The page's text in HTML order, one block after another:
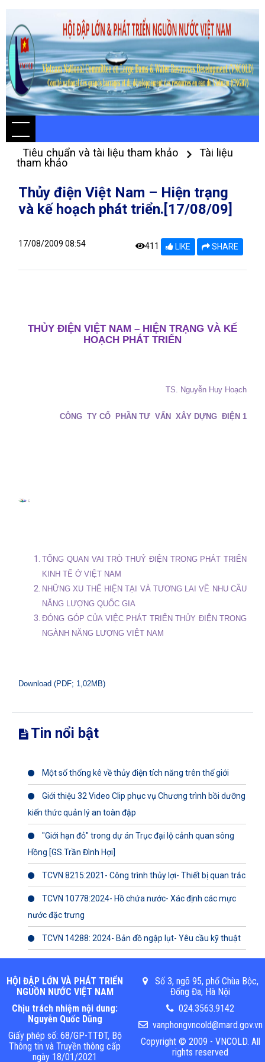
Tiêu chuẩn và tài liệu tham khảo
Tài liệu
tham khảo
Thủy điện Việt Nam – Hiện trạng
và kế hoạch phát triển.[17/08/09]
17/08/2009 08:54 411 LIKE SHARE
THỦY ĐIỆN VIỆT NAM – HIỆN TRẠNG VÀ KẾ
HOẠCH PHÁT TRIỂN
TS. Nguyễn Huy Hoạch
CÔNG TY CỔ PHẦN T­Ư VẤN XÂY DỰNG ĐIỆN 1
TỔNG QUAN VAI TRÒ THUỶ ĐIỆN TRONG PHÁT TRIỂN
KINH TẾ Ở VIỆT NAM
NHỮNG XU THẾ HIỆN TẠI VÀ T­ƯƠNG LAI VỀ NHU CẦU
NĂNG L­ƯỢNG QUỐC GIA
ĐÓNG GÓP CỦA VIỆC PHÁT TRIỂN THỦY ĐIỆN TRONG
NGÀNH NĂNG LƯ­ỢNG VIỆT NAM
Download (PDF; 1,02MB)
Tin nổi bật
Một số thống kê về thủy điện tích năng trên thế giới
Giới thiệu 32 Video Clip phục vụ Chương trình bồi dưỡng
kiến thức quản lý an toàn đập
"Giới hạn đỏ" trong dự án Trục đại lộ cảnh quan sông
Hồng [GS.Trần Đình Hợi]
TCVN 8215:2021- Công trình thủy lợi- Thiết bị quan trắc
TCVN 10778:2024- Hồ chứa nước- Xác định các mực
nước đặc trưng
TCVN 14288: 2024- Bản đồ ngập lụt- Yêu cầu kỹ thuật
HỘI ĐẬP LỚN VÀ PHÁT TRIỂN
NGUỒN NƯỚC VIỆT NAM
Chịu trách nhiệm nội dung:
Nguyễn Quốc Dũng
Giấy phép số: 68/GP-TTĐT, Bộ
Thông tin và Truyền thông cấp
ngày 18/01/2021
Số 3, ngõ 95, phố Chùa Bộc,
Đống Đa, Hà Nội
024.3563.9142
vanphongvncold@mard.gov.vn
Copyright © 2009 - VNCOLD. All
rights reserved